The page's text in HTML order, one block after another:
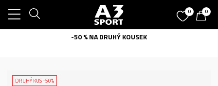
0 0
-50 % NA DRUHÝ KOUSEK
DRUHÝ KUS -50%